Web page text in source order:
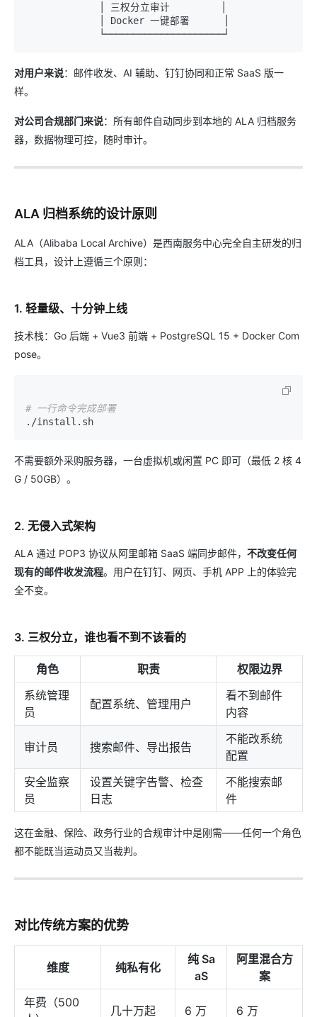
对用户来说：邮件收发、AI 辅助、钉钉协同和正常 SaaS 版一
样。
对公司合规部门来说：所有邮件自动同步到本地的 ALA 归档服务
器，数据物理可控，随时审计。
ALA 归档系统的设计原则
ALA（Alibaba Local Archive）是西南服务中心完全自主研发的归
档工具，设计上遵循三个原则：
1. 轻量级、十分钟上线
技术栈：Go 后端 + Vue3 前端 + PostgreSQL 15 + Docker Com
pose。
# 一行命令完成部署
不需要额外采购服务器，一台虚拟机或闲置 PC 即可（最低 2 核 4
G / 50GB）。
2. 无侵入式架构
ALA 通过 POP3 协议从阿里邮箱 SaaS 端同步邮件， 不改变任何
现有的邮件收发流程。用户在钉钉、网页、手机 APP 上的体验完
全不变。
3. 三权分立，谁也看不到不该看的
角色 职责
权限边界
系统管理
员
配置系统、管理用户
看不到邮件
内容
审计员 搜索邮件、导出报告
不能改系统
配置
安全监察
员
设置关键字告警、检查
日志
不能搜索邮
件
这在金融、保险、政务行业的合规审计中是刚需——任何一个角色
都不能既当运动员又当裁判。
对比传统方案的优势
维度 纯私有化
纯 Sa
aS
阿里混合方
案
年费（500
几十万起 6 万 6 万